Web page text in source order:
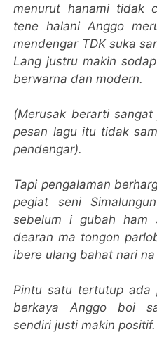
menurut hanami tidak
tene halani Anggo
mendengar TDK suka
Lang justru makin
berwarna dan modern.
(Merusak berarti
pesan lagu itu tidak
pendengar).
Tapi pengalaman
pegiat seni
sebelum i gubah ham
dearan ma tongon
ibere ulang bahat nari na
Pintu satu tertutup ada
berkaya Anggo boi
sendiri justi makin positif.